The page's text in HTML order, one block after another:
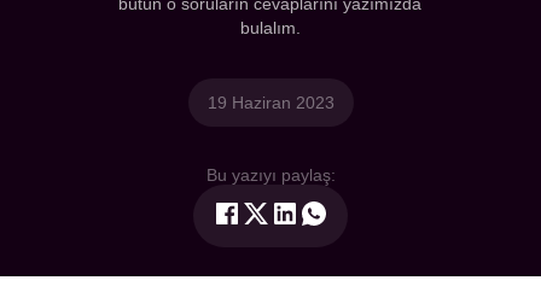
bulalım.
19 Haziran 2023
Bu yazıyı paylaş: